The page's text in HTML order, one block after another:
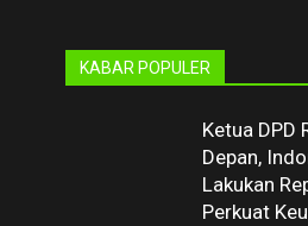
KABAR POPULER
Ketua DPD
Depan,
Lakukan
Perkuat